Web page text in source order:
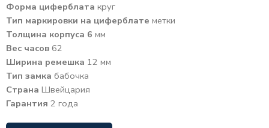
Форма циферблата круг
Тип маркировки на циферблате метки
Толщина корпуса 6 мм
Вес часов 62
Ширина ремешка 12 мм
Тип замка бабочка
Страна Швейцария
Гарантия 2 года